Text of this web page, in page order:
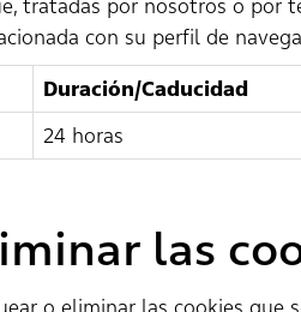
tratadas por nosotros o por
con su perfil de
Duración/Caducidad
24 horas
las
o eliminar las cookies